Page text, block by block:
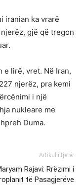
iranian ka vrarë
gjë që tregon
e lirë, vret. Në Iran,
njerëz, pra kemi
i një
nukleare me
Duma.
Artikulli tjetër
Rajavi: Rrëzimi i
të Pasagjerëve